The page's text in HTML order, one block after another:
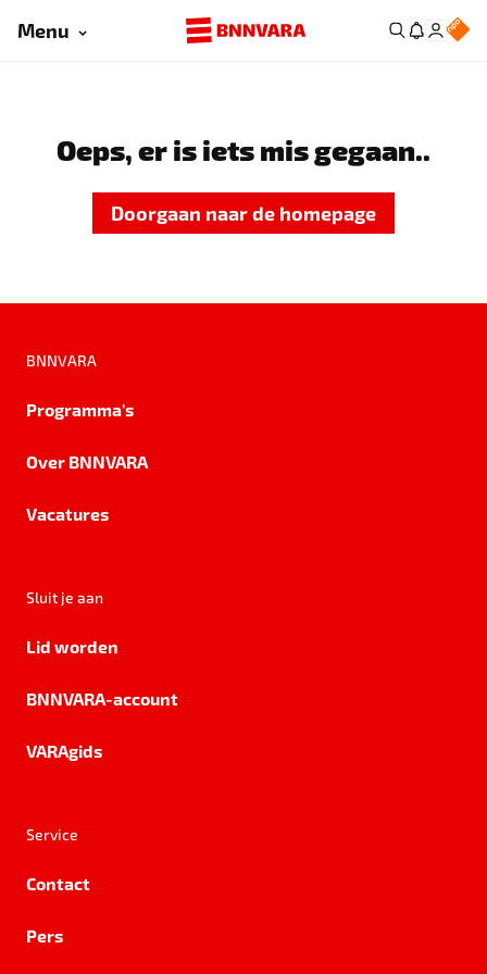
Menu
Oeps, er is iets mis gegaan..
Doorgaan naar de homepage
BNNVARA
Programma's
Over BNNVARA
Vacatures
Sluit je aan
Lid worden
BNNVARA-account
VARAgids
Service
Contact
Pers